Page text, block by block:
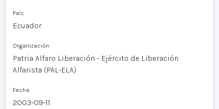
País
Ecuador
Organización
Patria Alfaro Liberación - Ejército de Liberación
Alfarista (PAL-ELA)
Fecha
2003-09-11